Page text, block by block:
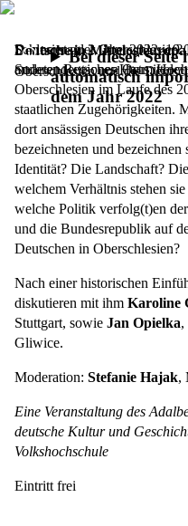
Bei dieser Seite
automatisch
dem Jahr 2022
Deutsche in Mittelosteuropa
Oberschlesien und die
Schlesier oder
anderen Regionen
Oberschlesien im Laufe des
staatlichen Zugehörigkeiten.
dort ansässigen Deutschen
bezeichneten und bezeichnen
Identität? Die Landschaft?
welchem Verhältnis stehen
welche Politik verfolg(t)en
und die Bundesrepublik auf
Deutschen in Oberschlesien?
Nach einer historischen
diskutieren mit ihm Karoline
Stuttgart, sowie Jan Opielka,
Gliwice.
Moderation: Stefanie Hajak,
Eine Veranstaltung des
deutsche Kultur und
Volkshochschule
Eintritt frei
Donnerstag, 2. Juni 2022,
Sudetendeutsches Haus,